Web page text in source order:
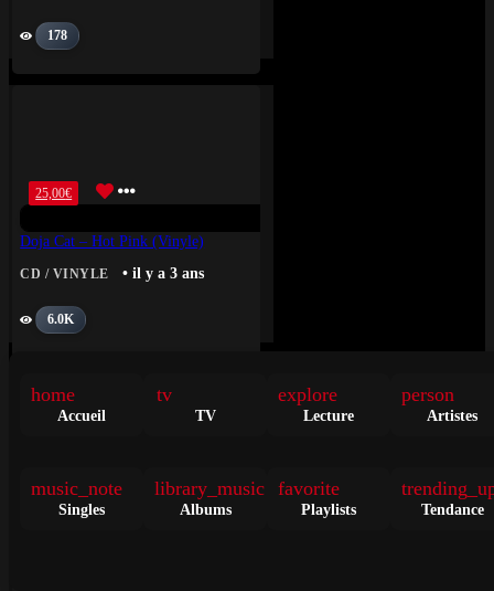
178
25,00€
Doja Cat – Hot Pink (Vinyle)
CD / VINYLE • il y a 3 ans
6.0K
home
Accueil
tv
TV
explore
Lecture
person
Artistes
music_note
Singles
library_music
Albums
favorite
Playlists Tendance